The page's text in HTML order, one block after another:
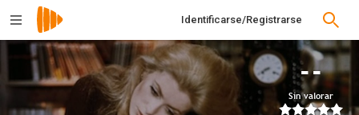
Identificarse/Registrarse
--
Sin valorar